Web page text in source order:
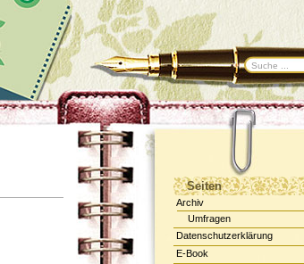
Seiten
Archiv
Umfragen
Datenschutzerklärung
E-Book